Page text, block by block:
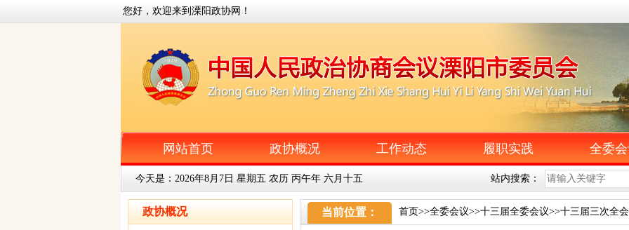
您好，欢迎来到溧阳政协网！
网站首页 政协概况 工作动态 履职实践 全委
今天是： 2026年8月7日 星期五 农历 丙午年 六月十五 站内搜索：
政协概况 当前位置： 首页>>全委会议>>十三届全委会议>>十三届三次全会